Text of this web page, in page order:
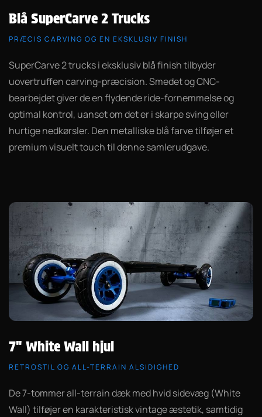
Blå SuperCarve 2 Trucks
PRÆCIS CARVING OG EN EKSKLUSIV FINISH
SuperCarve 2 trucks i eksklusiv blå finish tilbyder
uovertruffen carving-præcision. Smedet og CNC-
bearbejdet giver de en flydende ride-fornemmelse og
optimal kontrol, uanset om det er i skarpe sving eller
hurtige nedkørsler. Den metalliske blå farve tilføjer et
premium visuelt touch til denne samlerudgave.
7" White Wall hjul
RETROSTIL OG ALL-TERRAIN ALSIDIGHED
De 7-tommer all-terrain dæk med hvid sidevæg (White
Wall) tilføjer en karakteristisk vintage æstetik, samtidig